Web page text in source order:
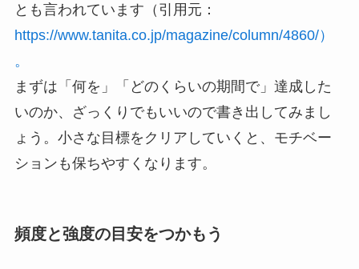
とも言われています（引用元：
https://www.tanita.co.jp/magazine/column/4860/）
。
まずは「何を」「どのくらいの期間で」達成した
いのか、ざっくりでもいいので書き出してみまし
ょう。小さな目標をクリアしていくと、モチベー
ションも保ちやすくなります。
頻度と強度の目安をつかもう